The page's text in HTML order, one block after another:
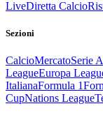
LiveDiretta Calcio
Sezioni
CalcioMercatoSerie A
LeagueEuropa
ItalianaFormula 1
CupNations League